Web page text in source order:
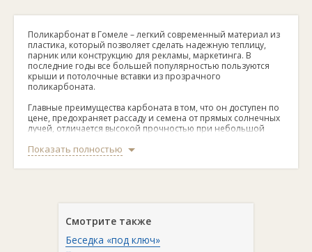
Поликарбонат в Гомеле – легкий современный материал из
пластика, который позволяет сделать надежную теплицу,
парник или конструкцию для рекламы, маркетинга. В
последние годы все большей популярностью пользуются
крыши и потолочные вставки из прозрачного
поликарбоната.
Главные преимущества карбоната в том, что он доступен по
цене, предохраняет рассаду и семена от прямых солнечных
лучей, отличается высокой прочностью при небольшой
Листы поликарбоната могут принимать другую форму,
необходимую для сооружения теплиц, парников. При
Теплицы из поликарбоната можно использовать не один
от 10 до 25 лет. Его даже не нужно убирать на зиму –
Показать полностью
Смотрите также
Беседка «под ключ»